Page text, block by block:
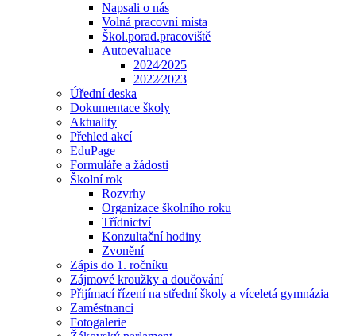
Napsali o nás
Volná pracovní místa
Škol.porad.pracoviště
Autoevaluace
2024⁄2025
2022⁄2023
Úřední deska
Dokumentace školy
Aktuality
Přehled akcí
EduPage
Formuláře a žádosti
Školní rok
Rozvrhy
Organizace školního roku
Třídnictví
Konzultační hodiny
Zvonění
Zápis do 1. ročníku
Zájmové kroužky a doučování
Přijímací řízení na střední školy a víceletá gymnázia
Zaměstnanci
Fotogalerie